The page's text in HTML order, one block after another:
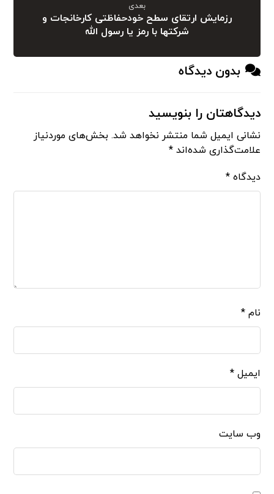
بعدی
رزمایش ارتقای سطح خودحفاظتی کارخانجات و
شرکتها با رمز یا رسول الله
بدون دیدگاه
دیدگاهتان را بنویسید
نشانی ایمیل شما منتشر نخواهد شد. بخش‌های موردنیاز
علامت‌گذاری شده‌اند*
دیدگاه*
نام*
ایمیل*
وب‌ سایت